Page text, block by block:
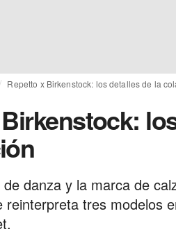
Repetto x Birkenstock: los detalles de la
danza y la marca de
reinterpreta tres modelos